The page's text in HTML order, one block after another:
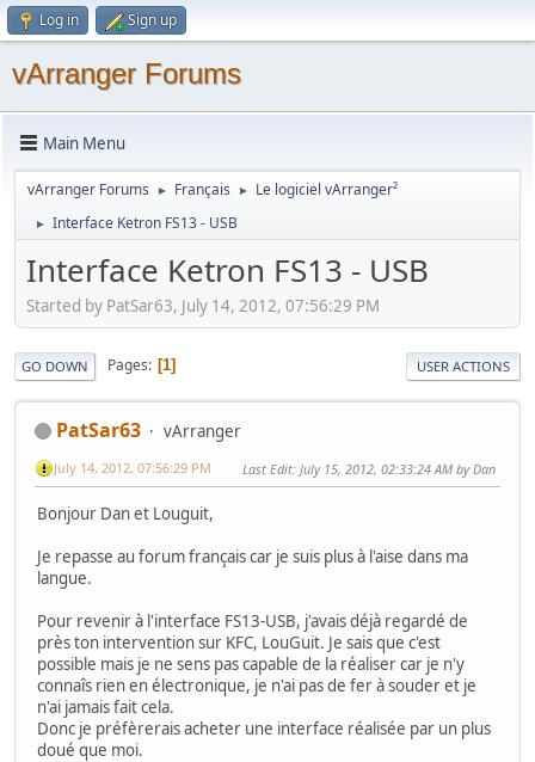
Log in Sign up
vArranger Forums
Main Menu
vArranger Forums ► Français ► Le logiciel vArranger²
► Interface Ketron FS13 - USB
Interface Ketron FS13 - USB
Started by PatSar63, July 14, 2012, 07:56:29 PM
GO DOWN Pages 1 USER ACTIONS
PatSar63 vArranger
July 14, 2012, 07:56:29 PM Last Edit: July 15, 2012, 02:33:24 AM by Dan
Bonjour Dan et Louguit,
Je repasse au forum français car je suis plus à l'aise dans ma
langue.
Pour revenir à l'interface FS13-USB, j'avais déjà regardé de
près ton intervention sur KFC, LouGuit. Je sais que c'est
possible mais je ne sens pas capable de la réaliser car je n'y
connaîs rien en électronique, je n'ai pas de fer à souder et je
n'ai jamais fait cela.
Donc je préfèrerais acheter une interface réalisée par un plus
doué que moi.